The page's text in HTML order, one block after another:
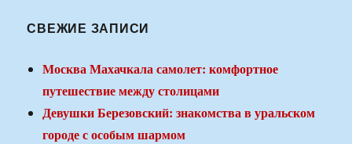
СВЕЖИЕ ЗАПИСИ
Москва Махачкала самолет: комфортное
путешествие между столицами
Девушки Березовский: знакомства в уральском
городе с особым шармом